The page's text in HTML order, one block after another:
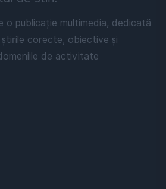
o publicație multimedia, dedicată
corecte, obiective și
de activitate